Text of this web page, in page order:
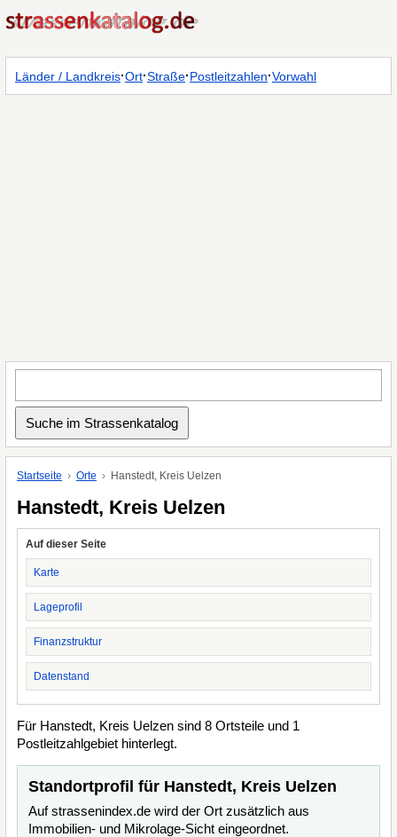
Länder / Landkreis·Ort·Straße·Postleitzahlen·Vorwahl
Startseite Orte Hanstedt, Kreis Uelzen
Hanstedt, Kreis Uelzen
Auf dieser Seite
Karte
Lageprofil
Finanzstruktur
Datenstand
Für Hanstedt, Kreis Uelzen sind 8 Ortsteile und 1
Postleitzahlgebiet hinterlegt.
Standortprofil für Hanstedt, Kreis Uelzen
Auf strassenindex.de wird der Ort zusätzlich aus
Immobilien- und Mikrolage-Sicht eingeordnet.